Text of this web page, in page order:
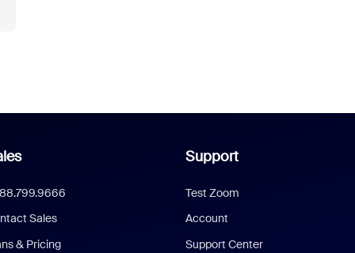
Sales
& Pricing
Support
Test Zoom
Account
Support Center